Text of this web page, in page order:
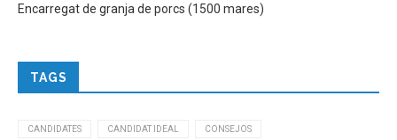
Encarregat de granja de porcs (1500 mares)
TAGS
CANDIDATES CANDIDAT IDEAL CONSEJOS